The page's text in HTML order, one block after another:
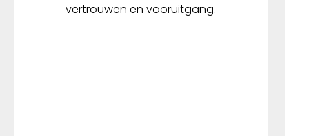
vertrouwen en vooruitgang.